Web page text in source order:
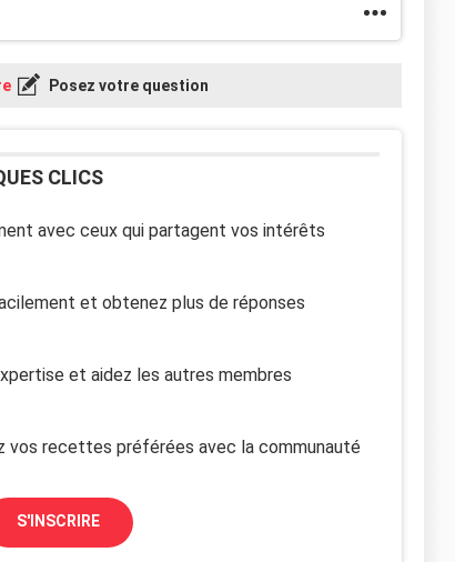
Posez votre question
CLICS
avec ceux qui partagent vos intérêts
et obtenez plus de réponses
et aidez les autres membres
vos recettes préférées avec la communauté
S'INSCRIRE